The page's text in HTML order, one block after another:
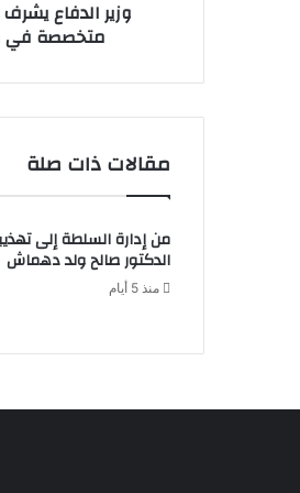
وزير الدفاع
متخصصة في
مقالات ذات صلة
من إدارة السلطة إلى
الدكتور صالح ولد دهماش
منذ 5 أيام